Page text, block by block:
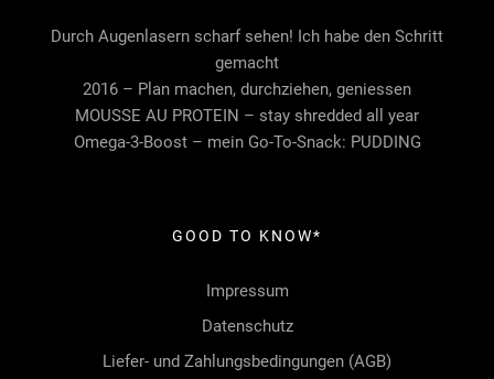
Durch Augenlasern scharf sehen! Ich habe den Schritt
gemacht
2016 – Plan machen, durchziehen, geniessen
MOUSSE AU PROTEIN – stay shredded all year
Omega-3-Boost – mein Go-To-Snack: PUDDING
GOOD TO KNOW*
Impressum
Datenschutz
Liefer- und Zahlungsbedingungen (AGB)